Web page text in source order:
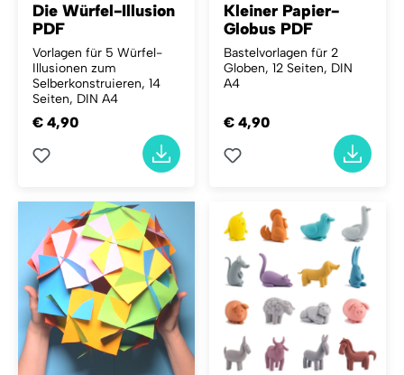
Die Würfel-Illusion
PDF
Vorlagen für 5 Würfel-
Illusionen zum
Selberkonstruieren, 14
Seiten, DIN A4
€ 4,90
Kleiner Papier-
Globus PDF
Bastelvorlagen für 2
Globen, 12 Seiten, DIN
A4
€ 4,90